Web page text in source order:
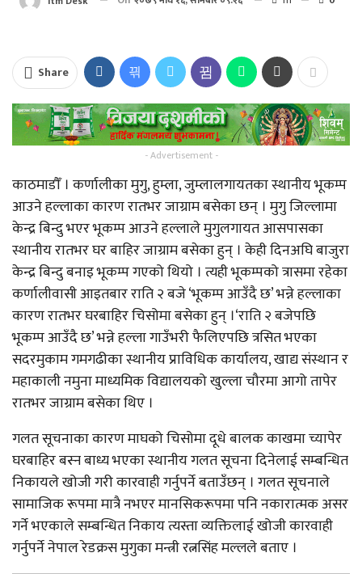
Share
- Advertisement -
काठमाडौँ । कर्णालीका मुगु, हुम्ला, जुम्लालगायतका स्थानीय भूकम्प
आउने हल्लाका कारण रातभर जाग्राम बसेका छन् । मुगु जिल्लामा
केन्द्र बिन्दु भएर भूकम्प आउने हल्लाले मुगुलगायत आसपासका
स्थानीय रातभर घर बाहिर जाग्राम बसेका हुन् । केही दिनअघि बाजुरा
केन्द्र बिन्दु बनाइ भूकम्प गएको थियो । त्यही भूकम्पको त्रासमा रहेका
कर्णालीवासी आइतबार राति २ बजे ‘भूकम्प आउँदै छ’ भन्ने हल्लाका
कारण रातभर घरबाहिर चिसोमा बसेका हुन् ।‘राति २ बजेपछि
भूकम्प आउँदै छ’ भन्ने हल्ला गाउँभरी फैलिएपछि त्रसित भएका
सदरमुकाम गमगढीका स्थानीय प्राविधिक कार्यालय, खाद्य संस्थान र
महाकाली नमुना माध्यमिक विद्यालयको खुल्ला चौरमा आगो तापेर
रातभर जाग्राम बसेका थिए ।
गलत सूचनाका कारण माघको चिसोमा दूधे बालक काखमा च्यापेर
घरबाहिर बस्न बाध्य भएका स्थानीय गलत सूचना दिनेलाई सम्बन्धित
निकायले खोजी गरी कारवाही गर्नुपर्ने बताउँछन् । गलत सूचनाले
सामाजिक रूपमा मात्रै नभएर मानसिकरूपमा पनि नकारात्मक असर
गर्ने भएकाले सम्बन्धित निकाय त्यस्ता व्यक्तिलाई खोजी कारवाही
गर्नुपर्ने नेपाल रेडक्रस मुगुका मन्त्री रत्नसिंह मल्लले बताए ।